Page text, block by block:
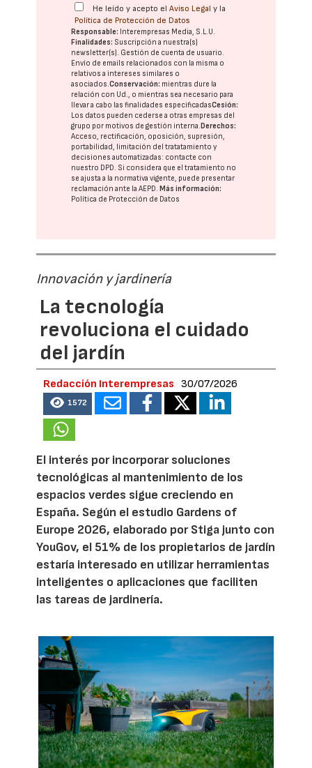
He leído y acepto elAviso Legal y la
Política de Protección de Datos
Responsable: Interempresas Media, S.L.U.
Finalidades: Suscripción a nuestra(s)
newsletter(s). Gestión de cuenta de usuario.
Envío de emails relacionados con la misma o
relativos a intereses similares o
asociados.Conservación: mientras dure la
relación con Ud., o mientras sea necesario para
llevar a cabo las finalidades especificadasCesión:
Los datos pueden cederse a otras empresas del
grupo por motivos de gestión interna.Derechos:
Acceso, rectificación, oposición, supresión,
portabilidad, limitación del tratatamiento y
decisiones automatizadas: contacte con
nuestro DPD. Si considera que el tratamiento no
se ajusta a la normativa vigente, puede presentar
reclamación ante laAEPD.Más información:
Política de Protección de Datos
Innovación y jardinería
La tecnología
revoluciona el cuidado
del jardín
Redacción Interempresas 30/07/2026
1572
El interés por incorporar soluciones
tecnológicas al mantenimiento de los
espacios verdes sigue creciendo en
España. Según el estudio Gardens of
Europe 2026, elaborado por Stiga junto con
YouGov, el 51% de los propietarios de jardín
estaría interesado en utilizar herramientas
inteligentes o aplicaciones que faciliten
las tareas de jardinería.